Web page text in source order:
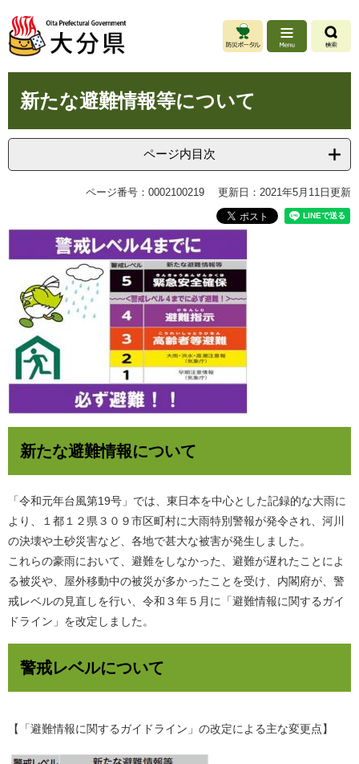
ジ
先
。
ュ
を
て
新たな避難情報等について
ページ内目次
ページ番号：0002100219 更新日：2021年5月11日更新
新たな避難情報について
「令和元年台風第19号」では、東日本を中心とした記録的な大雨に
より、１都１２県３０９市区町村に大雨特別警報が発令され、河川
の決壊や土砂災害など、各地で甚大な被害が発生しました。
これらの豪雨において、避難をしなかった、避難が遅れたことによ
る被災や、屋外移動中の被災が多かったことを受け、内閣府が、警
戒レベルの見直しを行い、令和３年５月に「避難情報に関するガイ
ドライン」を改定しました。
警戒レベルについて
【「避難情報に関するガイドライン」の改定による主な変更点】